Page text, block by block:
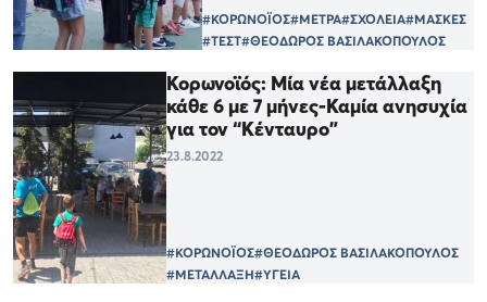
#ΚΟΡΩΝΟΪΟΣ#ΜΕΤΡΑ#ΣΧΟΛΕΙΑ#ΜΑΣΚΕΣ
#ΤΕΣΤ#ΘΕΟΔΩΡΟΣ ΒΑΣΙΛΑΚΟΠΟΥΛΟΣ
Κορωνοϊός: Μία νέα μετάλλαξη
κάθε 6 με 7 μήνες-Καμία ανησυχία
για τον “Κένταυρο”
23.8.2022
#ΚΟΡΩΝΟΪΟΣ#ΘΕΟΔΩΡΟΣ ΒΑΣΙΛΑΚΟΠΟΥΛΟΣ
#ΜΕΤΑΛΛΑΞΗ#ΥΓΕΙΑ